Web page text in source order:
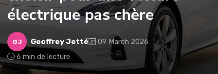
électrique pas chère
GJ Geoffrey Jetté
09 March 2026
6 min de lecture